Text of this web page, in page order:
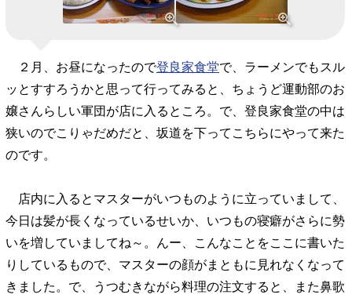
２月、お昼になったので登良家食堂で、ラーメンでもスル
ッとすすろうかと思って行ってみると、ちょうど運動部のお
嬢さんらしい軍団が店に入るところ。で、登良家食堂の中は
狭いのでこりゃだめだと、坂道を下ってこちらにやって来た
のです。
店内に入るとマスターがいつものように立っていまして、
今日は髪が長くなっているせいか、いつもの寝癖がさらに勢
いを増していましてね～。んー、こんなことをここに書いた
りしているもので、マスターの顔がまともに見れなくなって
きました。で、うつむきながら料理の注文すると、また鼻歌